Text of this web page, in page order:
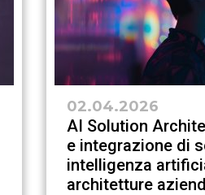
02.04.2026
AI Solution
e integrazione di
intelligenza
architetture